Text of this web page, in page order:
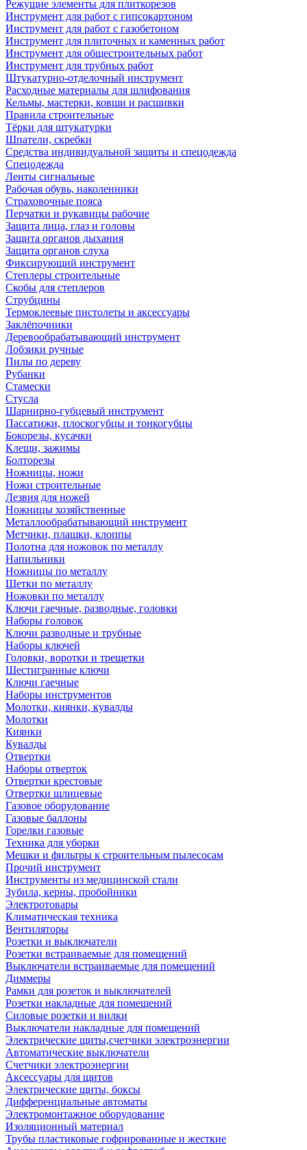
Режущие элементы для плиткорезов
Инструмент для работ с гипсокартоном
Инструмент для работ с газобетоном
Инструмент для плиточных и каменных работ
Инструмент для общестроительных работ
Инструмент для трубных работ
Штукатурно-отделочный инструмент
Расходные материалы для шлифования
Кельмы, мастерки, ковши и расшивки
Правила строительные
Тёрки для штукатурки
Шпатели, скребки
Средства индивидуальной защиты и спецодежда
Спецодежда
Ленты сигнальные
Рабочая обувь, наколенники
Страховочные пояса
Перчатки и рукавицы рабочие
Защита лица, глаз и головы
Защита органов дыхания
Защита органов слуха
Фиксирующий инструмент
Степлеры строительные
Скобы для степлеров
Струбцины
Термоклеевые пистолеты и аксессуары
Заклёпочники
Деревообрабатывающий инструмент
Лобзики ручные
Пилы по дереву
Рубанки
Стамески
Стусла
Шарнирно-губцевый инструмент
Пассатижи, плоскогубцы и тонкогубцы
Бокорезы, кусачки
Клещи, зажимы
Болторезы
Ножницы, ножи
Ножи строительные
Лезвия для ножей
Ножницы хозяйственные
Металлообрабатывающий инструмент
Метчики, плашки, клоппы
Полотна для ножовок по металлу
Напильники
Ножницы по металлу
Щетки по металлу
Ножовки по металлу
Ключи гаечные, разводные, головки
Наборы головок
Ключи разводные и трубные
Наборы ключей
Головки, воротки и трещетки
Шестигранные ключи
Ключи гаечные
Наборы инструментов
Молотки, киянки, кувалды
Молотки
Киянки
Кувалды
Отвертки
Наборы отверток
Отвертки крестовые
Отвертки шлицевые
Газовое оборудование
Газовые баллоны
Горелки газовые
Техника для уборки
Мешки и фильтры к строительным пылесосам
Прочий инструмент
Инструменты из медицинской стали
Зубила, керны, пробойники
Электротовары
Климатическая техника
Вентиляторы
Розетки и выключатели
Розетки встраиваемые для помещений
Выключатели встраиваемые для помещений
Диммеры
Рамки для розеток и выключателей
Розетки накладные для помещений
Силовые розетки и вилки
Выключатели накладные для помещений
Электрические щиты,счетчики электроэнергии
Автоматические выключатели
Счетчики электроэнергии
Аксессуары для щитов
Электрические щиты, боксы
Дифференциальные автоматы
Электромонтажное оборудование
Изоляционный материал
Трубы пластиковые гофрированные и жесткие